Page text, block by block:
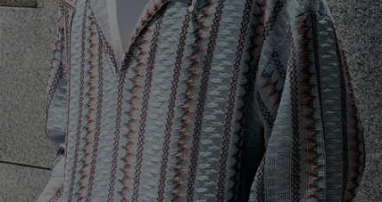
スタッフコーディネート
古着卸DOCK
メンズ商品カテゴリーから探す